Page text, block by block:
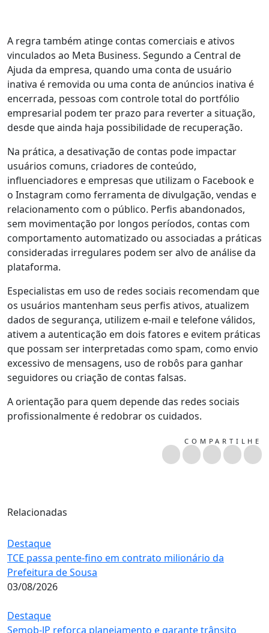
A regra também atinge contas comerciais e ativos
vinculados ao Meta Business. Segundo a Central de
Ajuda da empresa, quando uma conta de usuário
inativa é removida ou uma conta de anúncios inativa é
encerrada, pessoas com controle total do portfólio
empresarial podem ter prazo para reverter a situação,
desde que ainda haja possibilidade de recuperação.
Na prática, a desativação de contas pode impactar
usuários comuns, criadores de conteúdo,
influenciadores e empresas que utilizam o Facebook e
o Instagram como ferramenta de divulgação, vendas e
relacionamento com o público. Perfis abandonados,
sem movimentação por longos períodos, contas com
comportamento automatizado ou associadas a práticas
consideradas irregulares podem ser alvo de análise da
plataforma.
Especialistas em uso de redes sociais recomendam que
os usuários mantenham seus perfis ativos, atualizem
dados de segurança, utilizem e-mail e telefone válidos,
ativem a autenticação em dois fatores e evitem práticas
que possam ser interpretadas como spam, como envio
excessivo de mensagens, uso de robôs para ganhar
seguidores ou criação de contas falsas.
A orientação para quem depende das redes sociais
profissionalmente é redobrar os cuidados.
COMPARTILHE
Relacionadas
Destaque
TCE passa pente-fino em contrato milionário da
Prefeitura de Sousa
03/08/2026
Destaque
Semob-JP reforça planejamento e garante trânsito